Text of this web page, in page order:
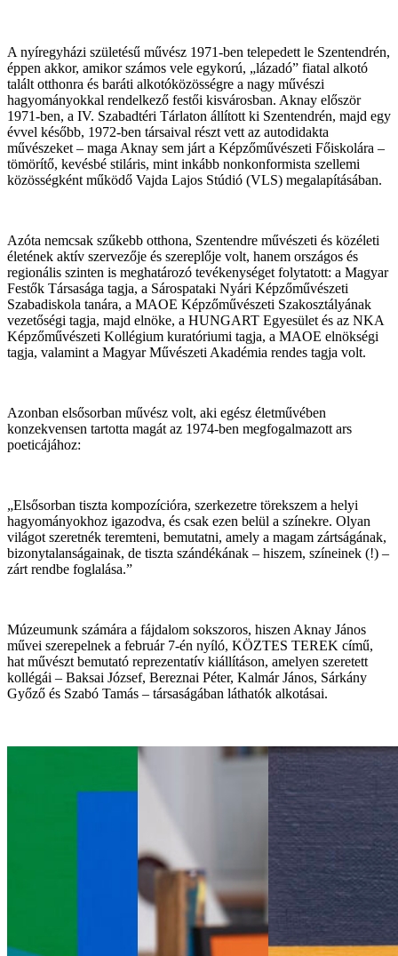
A nyíregyházi születésű művész 1971-ben telepedett le Szentendrén,
éppen akkor, amikor számos vele egykorú, „lázadó” fiatal alkotó
talált otthonra és baráti alkotóközösségre a nagy művészi
hagyományokkal rendelkező festői kisvárosban. Aknay először
1971-ben, a IV. Szabadtéri Tárlaton állított ki Szentendrén, majd egy
évvel később, 1972-ben társaival részt vett az autodidakta
művészeket – maga Aknay sem járt a Képzőművészeti Főiskolára –
tömörítő, kevésbé stiláris, mint inkább nonkonformista szellemi
közösségként működő Vajda Lajos Stúdió (VLS) megalapításában.
Azóta nemcsak szűkebb otthona, Szentendre művészeti és közéleti
életének aktív szervezője és szereplője volt, hanem országos és
regionális szinten is meghatározó tevékenységet folytatott: a Magyar
Festők Társasága tagja, a Sárospataki Nyári Képzőművészeti
Szabadiskola tanára, a MAOE Képzőművészeti Szakosztályának
vezetőségi tagja, majd elnöke, a HUNGART Egyesület és az NKA
Képzőművészeti Kollégium kuratóriumi tagja, a MAOE elnökségi
tagja, valamint a Magyar Művészeti Akadémia rendes tagja volt.
Azonban elsősorban művész volt, aki egész életművében
konzekvensen tartotta magát az 1974-ben megfogalmazott ars
poeticájához:
„Elsősorban tiszta kompozícióra, szerkezetre törekszem a helyi
hagyományokhoz igazodva, és csak ezen belül a színekre. Olyan
világot szeretnék teremteni, bemutatni, amely a magam zártságának,
bizonytalanságainak, de tiszta szándékának – hiszem, színeinek (!) –
zárt rendbe foglalása.”
Múzeumunk számára a fájdalom sokszoros, hiszen Aknay János
művei szerepelnek a február 7-én nyíló, KÖZTES TEREK című,
hat művészt bemutató reprezentatív kiállításon, amelyen szeretett
kollégái – Baksai József, Bereznai Péter, Kalmár János, Sárkány
Győző és Szabó Tamás – társaságában láthatók alkotásai.